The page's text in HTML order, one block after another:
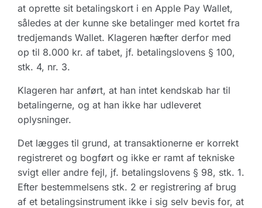
at oprette sit betalingskort i en Apple Pay Wallet,
således at der kunne ske betalinger med kortet fra
tredjemands Wallet. Klageren hæfter derfor med
op til 8.000 kr. af tabet, jf. betalingslovens § 100,
stk. 4, nr. 3.
Klageren har anført, at han intet kendskab har til
betalingerne, og at han ikke har udleveret
oplysninger.
Det lægges til grund, at transaktionerne er korrekt
registreret og bogført og ikke er ramt af tekniske
svigt eller andre fejl, jf. betalingslovens § 98, stk. 1.
Efter bestemmelsens stk. 2 er registrering af brug
af et betalingsinstrument ikke i sig selv bevis for, at